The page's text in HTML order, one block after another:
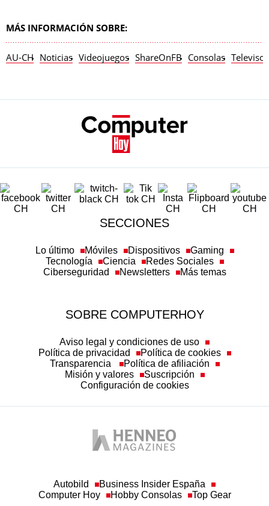
MÁS INFORMACIÓN SOBRE:
AU-CH Noticias Videojuegos ShareOnFB Consolas
SECCIONES
Tecnología
Ciencia
Redes Sociales
Ciberseguridad
Newsletters Más temas
Política de privacidad
Política de cookies
Transparencia
Política de afiliación
Misión y valores
Suscripción
Configuración de cookies
Computer Hoy
Hobby Consolas Top Gear